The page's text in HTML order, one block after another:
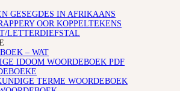
GESEGDES IN AFRIKAANS
OOR KOPPELTEKENS
LETTERDIEFSTAL
– WAT
IDOOM WOORDEBOEK PDF
TERME WOORDEBOEK